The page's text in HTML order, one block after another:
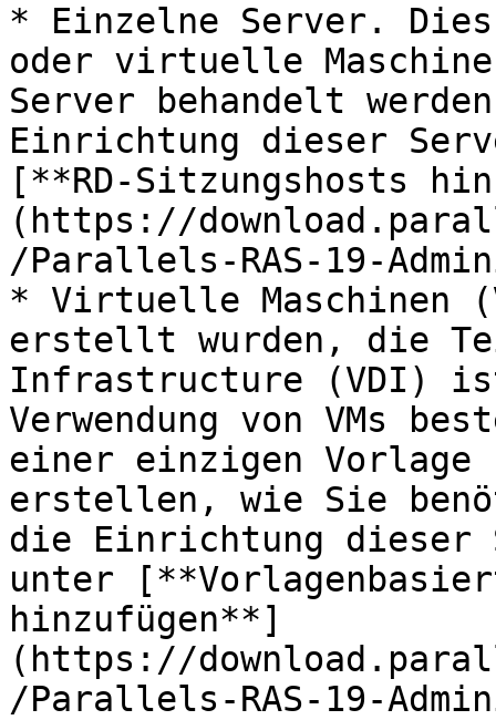
* Einzelne Server. Dies
oder virtuelle
Server behandelt
Einrichtung dieser
[**RD-Sitzungshosts
(https://
/Parallels-RAS-19-
* Virtuelle Maschinen
erstellt wurden, die
Infrastructure (VDI)
Verwendung von VMs
einer einzigen
erstellen, wie Sie
die Einrichtung dieser
unter
hinzufügen**]
(https://
/Parallels-RAS-19-